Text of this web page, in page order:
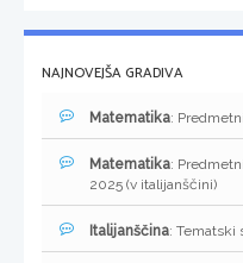
NAJNOVEJŠA GRADIVA
Matematika:
Matematika:
2025 (v italijanščini)
Italijanščina: Tematski